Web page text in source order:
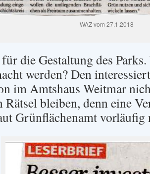
WAZ vom 27.1.2018
die Gestaltung des
werden? Den
im Amtshaus Weitmar
Rätsel bleiben, denn eine
Grünflächenamt vorläufig